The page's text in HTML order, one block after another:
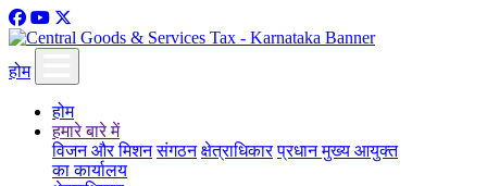
होम
होम
हमारे बारे में
विजन और मिशन संगठन क्षेत्राधिकार प्रधान मुख्य आयुक्त
का कार्यालय